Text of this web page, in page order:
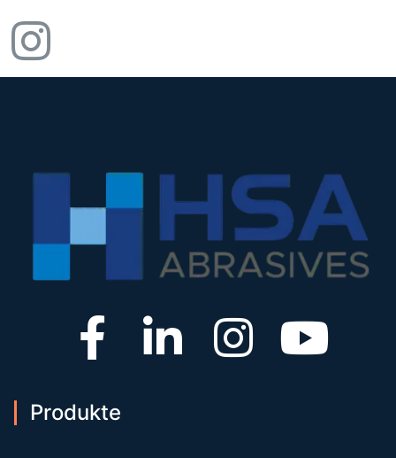
Produkte